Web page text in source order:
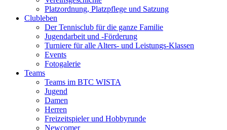
Platzordnung, Platzpflege und Satzung
Clubleben
Der Tennisclub für die ganze Familie
Jugendarbeit und -Förderung
Turniere für alle Alters- und Leistungs-Klassen
Events
Fotogalerie
Teams
Teams im BTC WISTA
Jugend
Damen
Herren
Freizeitspieler und Hobbyrunde
Newcomer